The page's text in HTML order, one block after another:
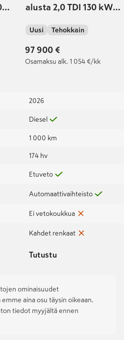
alusta 2,0 TDI 130 kW
Uusi Tehokkain
97 900 €
Osamaksu alk. 1 054 €/kk
2026
Diesel
1 000 km
174 hv
Etuveto
Automaattivaihteisto
Ei vetokoukkua
Kahdet renkaat
Tutustu
ominaisuudet
aina osu täysin oikeaan.
tiedot myyjältä ennen